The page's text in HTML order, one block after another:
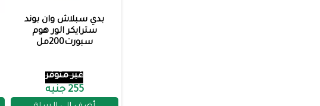
بدي سبلاش وان بوند
سترايكر الور هوم
سبورت200مل
غير متوفر
255 جنيه